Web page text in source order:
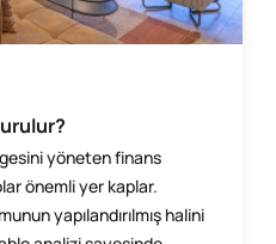
yöneten finans
önemli yer kaplar.
yapılandırılmış halini